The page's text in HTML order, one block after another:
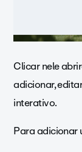
Clicar nele
adicionar,
interativo.
Para adicionar